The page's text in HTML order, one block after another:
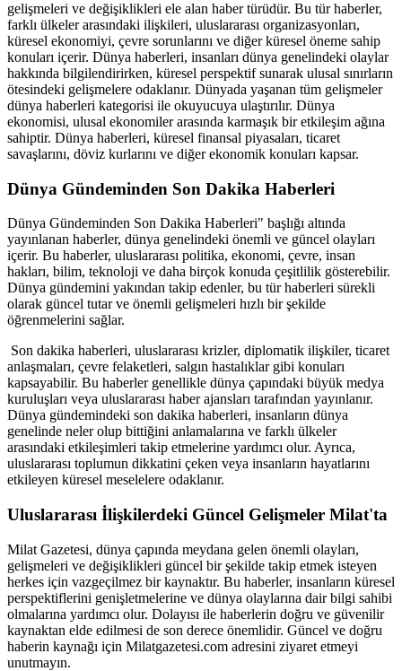
gelişmeleri ve değişiklikleri ele alan haber türüdür. Bu tür haberler,
farklı ülkeler arasındaki ilişkileri, uluslararası organizasyonları,
küresel ekonomiyi, çevre sorunlarını ve diğer küresel öneme sahip
konuları içerir. Dünya haberleri, insanları dünya genelindeki olaylar
hakkında bilgilendirirken, küresel perspektif sunarak ulusal sınırların
ötesindeki gelişmelere odaklanır. Dünyada yaşanan tüm gelişmeler
dünya haberleri kategorisi ile okuyucuya ulaştırılır. Dünya
ekonomisi, ulusal ekonomiler arasında karmaşık bir etkileşim ağına
sahiptir. Dünya haberleri, küresel finansal piyasaları, ticaret
savaşlarını, döviz kurlarını ve diğer ekonomik konuları kapsar.
Dünya Gündeminden Son Dakika Haberleri
Dünya Gündeminden Son Dakika Haberleri" başlığı altında
yayınlanan haberler, dünya genelindeki önemli ve güncel olayları
içerir. Bu haberler, uluslararası politika, ekonomi, çevre, insan
hakları, bilim, teknoloji ve daha birçok konuda çeşitlilik gösterebilir.
Dünya gündemini yakından takip edenler, bu tür haberleri sürekli
olarak güncel tutar ve önemli gelişmeleri hızlı bir şekilde
öğrenmelerini sağlar.
Son dakika haberleri, uluslararası krizler, diplomatik ilişkiler, ticaret
anlaşmaları, çevre felaketleri, salgın hastalıklar gibi konuları
kapsayabilir. Bu haberler genellikle dünya çapındaki büyük medya
kuruluşları veya uluslararası haber ajansları tarafından yayınlanır.
Dünya gündemindeki son dakika haberleri, insanların dünya
genelinde neler olup bittiğini anlamalarına ve farklı ülkeler
arasındaki etkileşimleri takip etmelerine yardımcı olur. Ayrıca,
uluslararası toplumun dikkatini çeken veya insanların hayatlarını
etkileyen küresel meselelere odaklanır.
Uluslararası İlişkilerdeki Güncel Gelişmeler Milat'ta
Milat Gazetesi, dünya çapında meydana gelen önemli olayları,
gelişmeleri ve değişiklikleri güncel bir şekilde takip etmek isteyen
herkes için vazgeçilmez bir kaynaktır. Bu haberler, insanların küresel
perspektiflerini genişletmelerine ve dünya olaylarına dair bilgi sahibi
olmalarına yardımcı olur. Dolayısı ile haberlerin doğru ve güvenilir
kaynaktan elde edilmesi de son derece önemlidir. Güncel ve doğru
haberin kaynağı için Milatgazetesi.com adresini ziyaret etmeyi
unutmayın.